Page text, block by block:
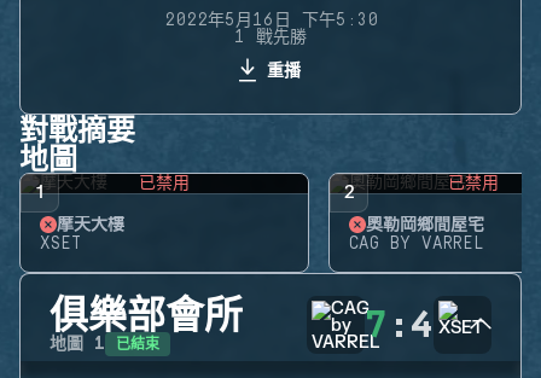
2022年5月16日 下午5:30
1 戰先勝
重播
對戰摘要
地圖
1 已禁用
摩天大樓
XSET
2 已禁用
奧勒岡鄉間屋宅
CAG BY VARREL
俱樂部會所
地圖 1 已結束 7 : 4